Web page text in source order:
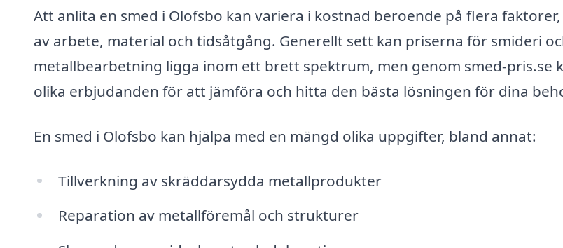
Att anlita en smed i Olofsbo kan variera i kostnad beroende på flera
av arbete, material och tidsåtgång. Generellt sett kan priserna för smideri
metallbearbetning ligga inom ett brett spektrum, men genom smed-pris.se
olika erbjudanden för att jämföra och hitta den bästa lösningen för dina
En smed i Olofsbo kan hjälpa med en mängd olika uppgifter, bland annat:
Tillverkning av skräddarsydda metallprodukter
Reparation av metallföremål och strukturer